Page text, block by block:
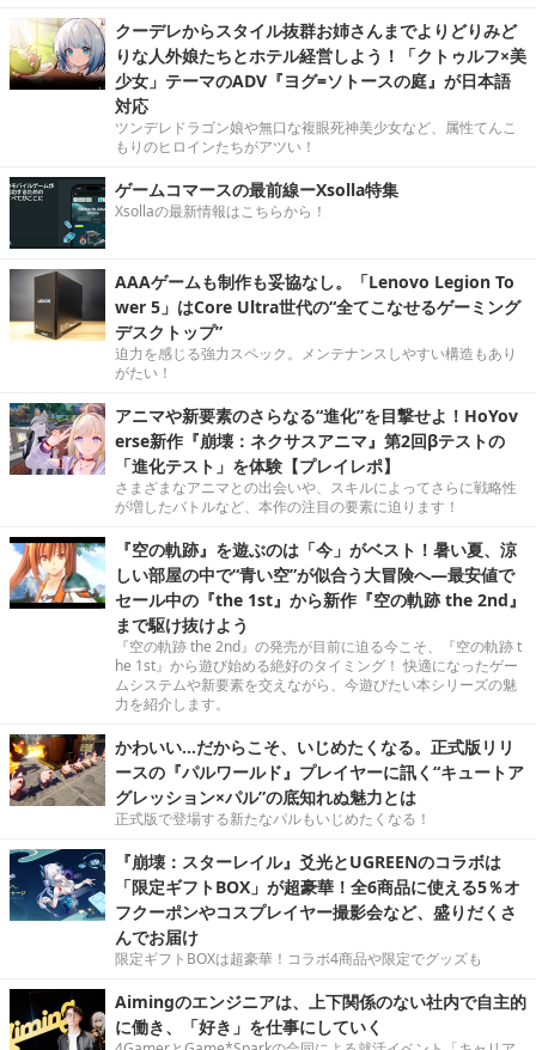
クーデレからスタイル抜群お姉さんまでよりどりみど
りな人外娘たちとホテル経営しよう！「クトゥルフ×美
少女」テーマのADV『ヨグ=ソトースの庭』が日本語
対応
ツンデレドラゴン娘や無口な複眼死神美少女など、属性てんこ
もりのヒロインたちがアツい！
ゲームコマースの最前線ーXsolla特集
Xsollaの最新情報はこちらから！
AAAゲームも制作も妥協なし。「Lenovo Legion To
wer 5」はCore Ultra世代の“全てこなせるゲーミング
デスクトップ”
迫力を感じる強力スペック。メンテナンスしやすい構造もあり
がたい！
アニマや新要素のさらなる“進化”を目撃せよ！HoYov
erse新作『崩壊：ネクサスアニマ』第2回βテストの
「進化テスト」を体験【プレイレポ】
さまざまなアニマとの出会いや、スキルによってさらに戦略性
が増したバトルなど、本作の注目の要素に迫ります！
『空の軌跡』を遊ぶのは「今」がベスト！暑い夏、涼
しい部屋の中で“青い空”が似合う大冒険へ―最安値で
セール中の『the 1st』から新作『空の軌跡 the 2nd』
まで駆け抜けよう
『空の軌跡 the 2nd』の発売が目前に迫る今こそ、『空の軌跡 t
he 1st』から遊び始める絶好のタイミング！ 快適になったゲー
ムシステムや新要素を交えながら、今遊びたい本シリーズの魅
力を紹介します。
かわいい…だからこそ、いじめたくなる。正式版リリ
ースの『パルワールド』プレイヤーに訊く“キュートア
グレッション×パル”の底知れぬ魅力とは
正式版で登場する新たなパルもいじめたくなる！
『崩壊：スターレイル』爻光とUGREENのコラボは
「限定ギフトBOX」が超豪華！全6商品に使える5％オ
フクーポンやコスプレイヤー撮影会など、盛りだくさ
んでお届け
限定ギフトBOXは超豪華！コラボ4商品や限定でグッズも
Aimingのエンジニアは、上下関係のない社内で自主的
に働き、「好き」を仕事にしていく